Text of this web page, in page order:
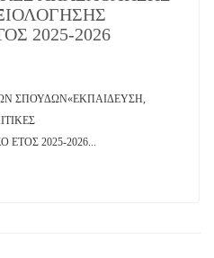
2025-2026
ΣΠΟΥΔΩΝ«ΕΚΠΑΙΔΕΥΣΗ,
2025-2026...